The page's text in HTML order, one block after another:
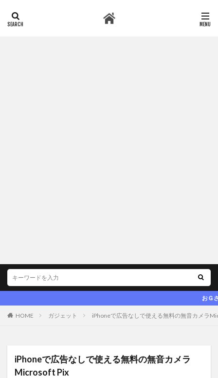
おＧさん．ｎｅｔ
HOME ガジェット iPhoneで広告なしで使える無料の無音カメラ
iPhoneで広告なしで使える無料の無音カメラ
Microsoft Pix